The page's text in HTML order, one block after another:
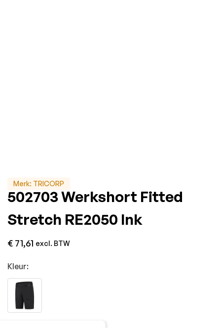
Merk: TRICORP
502703 Werkshort Fitted
Stretch RE2050 Ink
€ 71,61 excl. BTW
Kleur: